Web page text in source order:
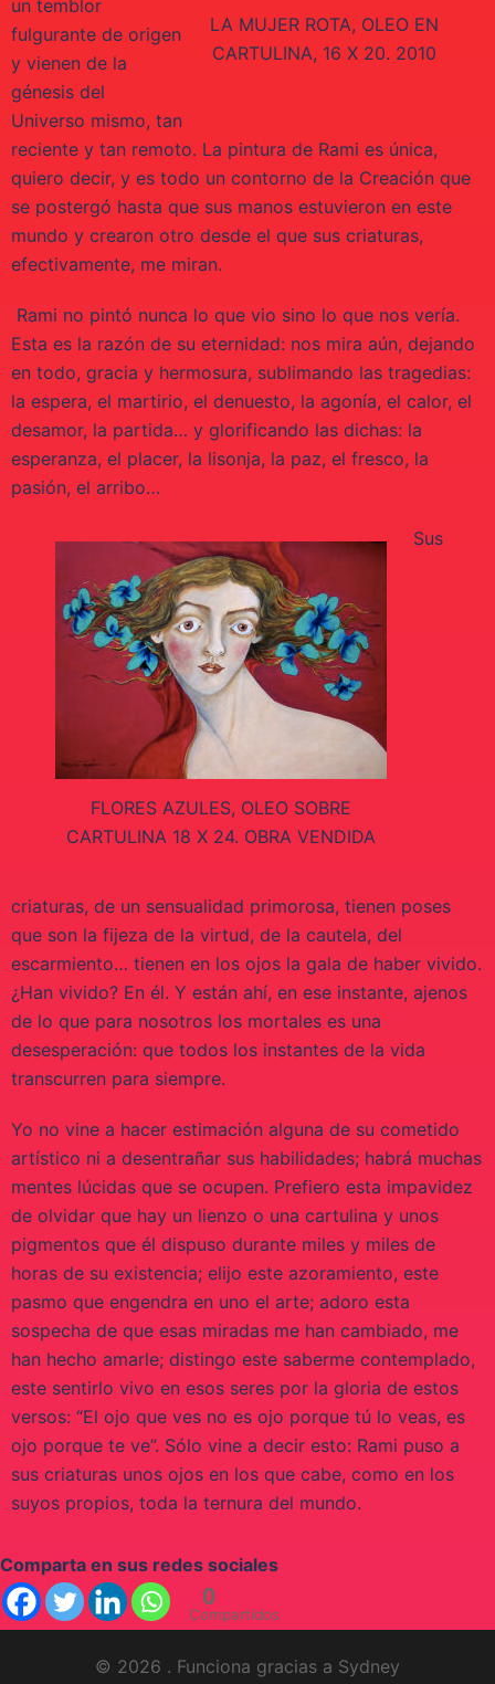
LA MUJER ROTA, OLEO EN
CARTULINA, 16 X 20. 2010
un temblor
fulgurante de origen
y vienen de la
génesis del
Universo mismo, tan
reciente y tan remoto. La pintura de Rami es única,
quiero decir, y es todo un contorno de la Creación que
se postergó hasta que sus manos estuvieron en este
mundo y crearon otro desde el que sus criaturas,
efectivamente, me miran.
Rami no pintó nunca lo que vio sino lo que nos vería.
Esta es la razón de su eternidad: nos mira aún, dejando
en todo, gracia y hermosura, sublimando las tragedias:
la espera, el martirio, el denuesto, la agonía, el calor, el
desamor, la partida… y glorificando las dichas: la
esperanza, el placer, la lisonja, la paz, el fresco, la
pasión, el arribo…
FLORES AZULES, OLEO SOBRE
CARTULINA 18 X 24. OBRA VENDIDA
Sus
criaturas, de un sensualidad primorosa, tienen poses
que son la fijeza de la virtud, de la cautela, del
escarmiento… tienen en los ojos la gala de haber vivido.
¿Han vivido? En él. Y están ahí, en ese instante, ajenos
de lo que para nosotros los mortales es una
desesperación: que todos los instantes de la vida
transcurren para siempre.
Yo no vine a hacer estimación alguna de su cometido
artístico ni a desentrañar sus habilidades; habrá muchas
mentes lúcidas que se ocupen. Prefiero esta impavidez
de olvidar que hay un lienzo o una cartulina y unos
pigmentos que él dispuso durante miles y miles de
horas de su existencia; elijo este azoramiento, este
pasmo que engendra en uno el arte; adoro esta
sospecha de que esas miradas me han cambiado, me
han hecho amarle; distingo este saberme contemplado,
este sentirlo vivo en esos seres por la gloria de estos
versos: “El ojo que ves no es ojo porque tú lo veas, es
ojo porque te ve”. Sólo vine a decir esto: Rami puso a
sus criaturas unos ojos en los que cabe, como en los
suyos propios, toda la ternura del mundo.
Comparta en sus redes sociales
0
Compartidos
© 2026 . Funciona gracias a Sydney